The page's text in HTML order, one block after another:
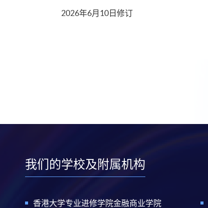
2026年6月10日修订
我们的学校及附属机构
香港大学专业进修学院金融商业学院